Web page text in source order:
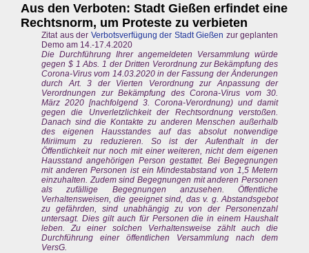
Aus den Verboten: Stadt Gießen erfindet eine
Rechtsnorm, um Proteste zu verbieten
Zitat aus der Verbotsverfügung der Stadt Gießen zur geplanten
Demo am 14.-17.4.2020
Die Durchführung Ihrer angemeldeten Versammlung würde
gegen $ 1 Abs. 1 der Dritten Verordnung zur Bekämpfung des
Corona-Virus vom 14.03.2020 in der Fassung der Änderungen
durch Art. 3 der Vierten Verordnung zur Anpassung der
Verordnungen zur Bekämpfung des Corona-Virus vom 30.
März 2020 [nachfolgend 3. Corona-Verordnung) und damit
gegen die Unverletzlichkeit der Rechtsordnung verstoßen.
Danach sind die Kontakte zu anderen Menschen außerhalb
des eigenen Hausstandes auf das absolut notwendige
Miriimum zu reduzieren. So ist der Aufenthalt in der
Öffentlichkeit nur noch mit einer weiteren, nicht dem eigenen
Hausstand angehörigen Person gestattet. Bei Begegnungen
mit anderen Personen ist ein Mindestabstand von 1,5 Metern
einzuhalten. Zudem sind Begegnungen mit anderen Personen
als zufällige Begegnungen anzusehen. Öffentliche
Verhaltensweisen, die geeignet sind, das v. g. Abstandsgebot
zu gefährden, sind unabhängig zu von der Personenzahl
untersagt. Dies gilt auch für Personen die in einem Haushalt
leben. Zu einer solchen Verhaltensweise zählt auch die
Durchführung einer öffentlichen Versammlung nach dem
VersG.